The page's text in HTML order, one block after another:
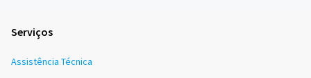
Serviços
Assistência Técnica